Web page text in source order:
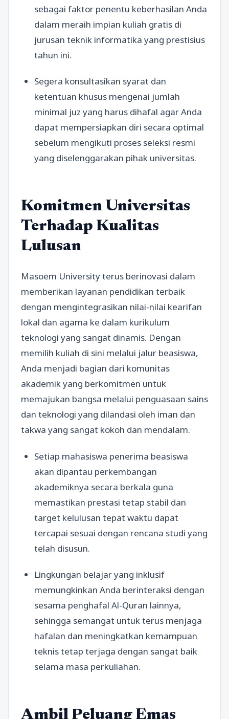
sebagai faktor penentu keberhasilan Anda
dalam meraih impian kuliah gratis di
jurusan teknik informatika yang prestisius
tahun ini.
Segera konsultasikan syarat dan
ketentuan khusus mengenai jumlah
minimal juz yang harus dihafal agar Anda
dapat mempersiapkan diri secara optimal
sebelum mengikuti proses seleksi resmi
yang diselenggarakan pihak universitas.
Komitmen Universitas
Terhadap Kualitas
Lulusan
Masoem University terus berinovasi dalam
memberikan layanan pendidikan terbaik
dengan mengintegrasikan nilai-nilai kearifan
lokal dan agama ke dalam kurikulum
teknologi yang sangat dinamis. Dengan
memilih kuliah di sini melalui jalur beasiswa,
Anda menjadi bagian dari komunitas
akademik yang berkomitmen untuk
memajukan bangsa melalui penguasaan sains
dan teknologi yang dilandasi oleh iman dan
takwa yang sangat kokoh dan mendalam.
Setiap mahasiswa penerima beasiswa
akan dipantau perkembangan
akademiknya secara berkala guna
memastikan prestasi tetap stabil dan
target kelulusan tepat waktu dapat
tercapai sesuai dengan rencana studi yang
telah disusun.
Lingkungan belajar yang inklusif
memungkinkan Anda berinteraksi dengan
sesama penghafal Al-Quran lainnya,
sehingga semangat untuk terus menjaga
hafalan dan meningkatkan kemampuan
teknis tetap terjaga dengan sangat baik
selama masa perkuliahan.
Ambil Peluang Emas